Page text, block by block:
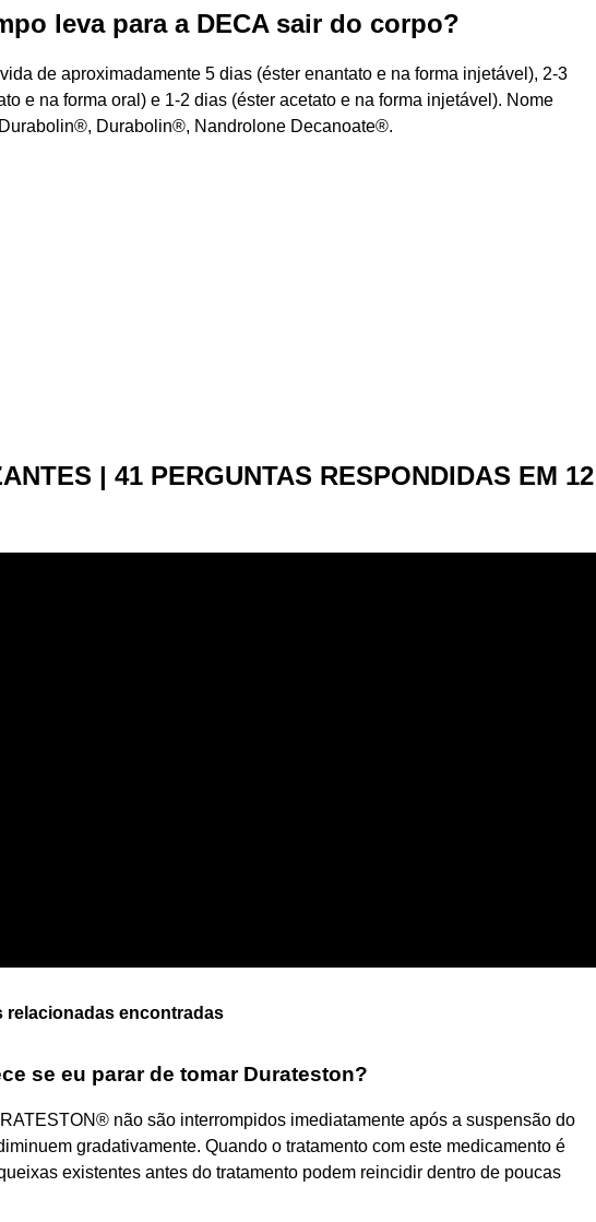
leva para a DECA sair do corpo?
de aproximadamente 5 dias (éster enantato e na forma injetável), 2-3
e na forma oral) e 1-2 dias (éster acetato e na forma injetável). Nome
Durabolin®, Nandrolone Decanoate®.
| 41 PERGUNTAS RESPONDIDAS EM 12
relacionadas encontradas
se eu parar de tomar Durateston?
não são interrompidos imediatamente após a suspensão do
gradativamente. Quando o tratamento com este medicamento é
existentes antes do tratamento podem reincidir dentro de poucas